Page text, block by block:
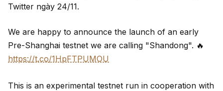
Twitter ngày 24/11.
We are happy to announce the launch of an early
Pre-Shanghai testnet we are calling "Shandong". 🔥
https://t.co/1HpFTPUMOU
This is an experimental testnet run in cooperation with